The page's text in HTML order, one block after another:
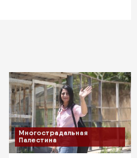
Многострадальная
Палестина